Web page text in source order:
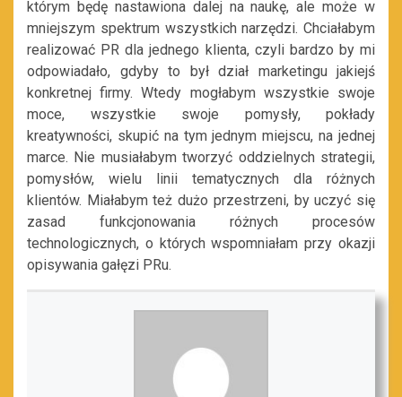
którym będę nastawiona dalej na naukę, ale może w
mniejszym spektrum wszystkich narzędzi. Chciałabym
realizować PR dla jednego klienta, czyli bardzo by mi
odpowiadało, gdyby to był dział marketingu jakiejś
konkretnej firmy. Wtedy mogłabym wszystkie swoje
moce, wszystkie swoje pomysły, pokłady
kreatywności, skupić na tym jednym miejscu, na jednej
marce. Nie musiałabym tworzyć oddzielnych strategii,
pomysłów, wielu linii tematycznych dla różnych
klientów. Miałabym też dużo przestrzeni, by uczyć się
zasad funkcjonowania różnych procesów
technologicznych, o których wspomniałam przy okazji
opisywania gałęzi PRu.